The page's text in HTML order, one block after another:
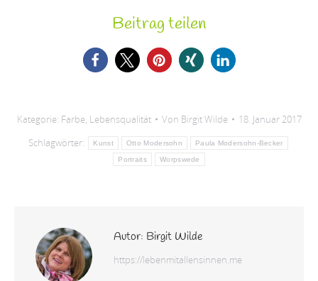
Beitrag teilen
Kategorie: Farbe, Lebensqualität Von Birgit Wilde
18. Januar 2017
Schlagwörter:
Kunst Otto Modersohn Paula Modersohn-Becker
Portraits Worpswede
Autor: Birgit Wilde
https://lebenmitallensinnen.me